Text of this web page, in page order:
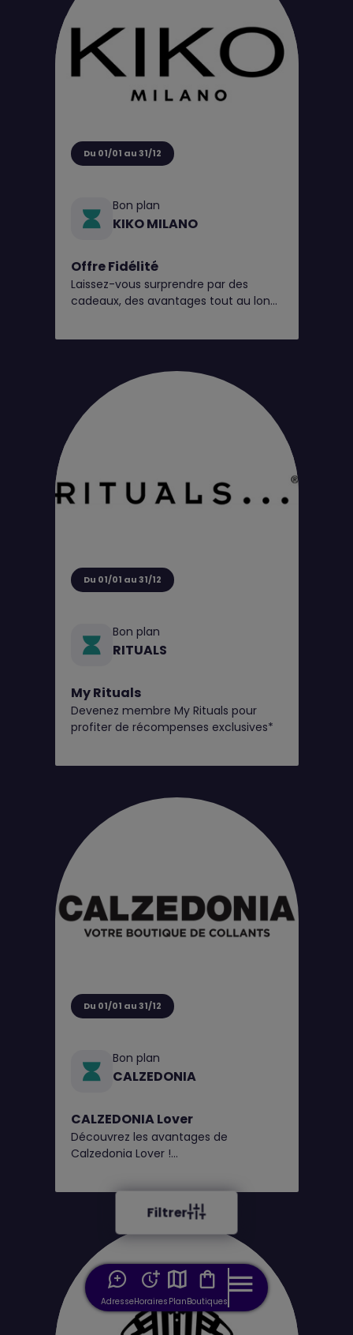
AdresseHoraires PlanBoutiques
Filtrer
Du 01/01 au 31/12
Bon plan
KIKO MILANO
Offre Fidélité
Laissez-vous surprendre par des
cadeaux, des avantages tout au long
Du 01/01 au 31/12
Bon plan
RITUALS
My Rituals
Devenez membre My Rituals pour
profiter de récompenses exclusives*
Du 01/01 au 31/12
Bon plan
CALZEDONIA
CALZEDONIA Lover
Découvrez les avantages de
Calzedonia Lover !